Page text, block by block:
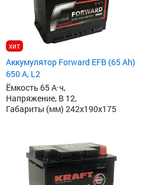
хит
Аккумулятор Forward EFB (65 Ah)
650 А, L2
Ёмкость 65 А·ч,
Напряжение, В 12,
Габариты (мм) 242x190x175